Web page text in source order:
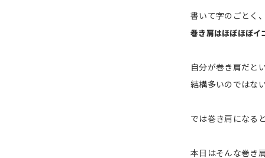
書いて字のごとく
巻き肩はほぼほぼイ
自分が巻き肩だと
結構多いのではな
では巻き肩になる
本日はそんな巻き